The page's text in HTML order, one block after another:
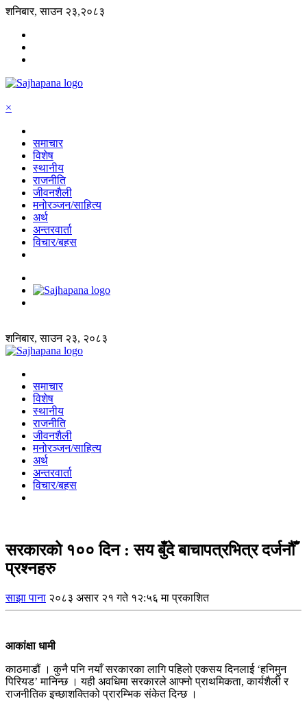
शनिबार, साउन २३,२०८३
×
समाचार
विशेष
स्थानीय
राजनीति
जीवनशैली
मनोरञ्जन/साहित्य
अर्थ
अन्तरवार्ता
विचार/बहस
शनिबार, साउन २३, २०८३
समाचार
विशेष
स्थानीय
राजनीति
जीवनशैली
मनोरञ्जन/साहित्य
अर्थ
अन्तरवार्ता
विचार/बहस
सरकारको १०० दिन : सय बुँदे बाचापत्रभित्र दर्जनौँ
प्रश्नहरु
साझा पाना २०८३ असार २१ गते १२:५६ मा प्रकाशित
आकांक्षा धामी
काठमाडौं । कुनै पनि नयाँ सरकारका लागि पहिलो एकसय दिनलाई ‘हनिमुन
पिरियड’ मानिन्छ । यही अवधिमा सरकारले आफ्नो प्राथमिकता, कार्यशैली र
राजनीतिक इच्छाशक्तिको प्रारम्भिक संकेत दिन्छ ।